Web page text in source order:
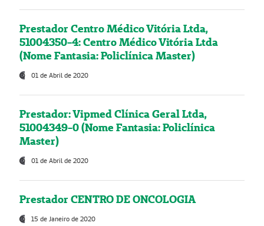
Prestador Centro Médico Vitória Ltda,
51004350-4: Centro Médico Vitória Ltda
(Nome Fantasia: Policlínica Master)
01 de Abril de 2020
Prestador: Vipmed Clínica Geral Ltda,
51004349-0 (Nome Fantasia: Policlínica
Master)
01 de Abril de 2020
Prestador CENTRO DE ONCOLOGIA
15 de Janeiro de 2020